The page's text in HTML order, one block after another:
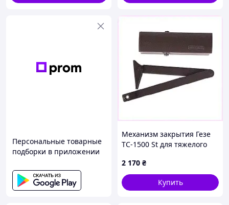
Персональные товарные
подборки в приложении
Механизм закрытия Гезе
ТС-1500 St для тяжелого
2 170 ₴
Купить